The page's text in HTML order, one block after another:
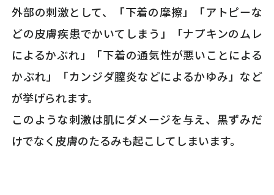
外部の刺激として、「下着の摩擦」「アトピーな
どの皮膚疾患でかいてしまう」「ナプキンのムレ
によるかぶれ」「下着の通気性が悪いことによる
かぶれ」「カンジダ膣炎などによるかゆみ」など
が挙げられます。
このような刺激は肌にダメージを与え、黒ずみだ
けでなく皮膚のたるみも起こしてしまいます。